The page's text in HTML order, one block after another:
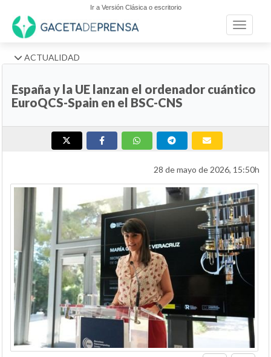
Ir a Versión Clásica o escritorio
Toggle
ACTUALIDAD
España y la UE lanzan el ordenador cuántico
EuroQCS-Spain en el BSC-CNS
28 de mayo de 2026, 15:50h